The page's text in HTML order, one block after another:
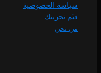
سياسة الخصوصية
قيّم تجربتك
من نحن